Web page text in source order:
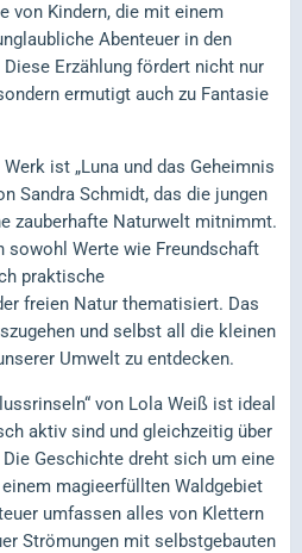
von Kindern, die mit einem
Abenteuer in den
Erzählung fördert nicht nur
ermutigt auch zu Fantasie
ist „Luna und das Geheimnis
Sandra Schmidt, das die jungen
zauberhafte Naturwelt mitnimmt.
sowohl Werte wie Freundschaft
praktische
freien Natur thematisiert. Das
und selbst all die kleinen
Umwelt zu entdecken.
von Lola Weiß ist ideal
aktiv sind und gleichzeitig über
Geschichte dreht sich um eine
magieerfüllten Waldgebiet
umfassen alles von Klettern
Strömungen mit selbstgebauten